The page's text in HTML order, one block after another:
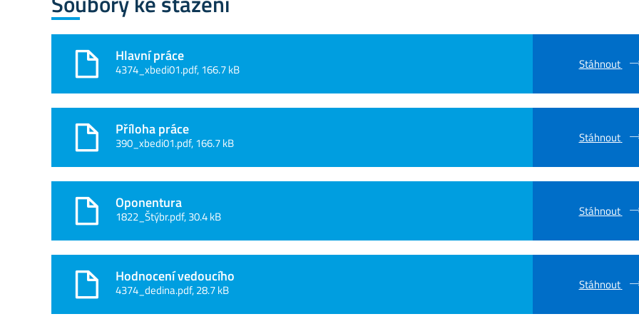
Hlavní práce
4374_xbedi01.pdf, 166.7 kB Stáhnout
Příloha práce
390_xbedi01.pdf, 166.7 kB Stáhnout
Oponentura
1822_Štýbr.pdf, 30.4 kB Stáhnout
Hodnocení vedoucího
4374_dedina.pdf, 28.7 kB Stáhnout